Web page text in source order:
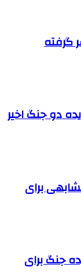
گرفته
دو جنگ اخیر
برای
جنگ برای